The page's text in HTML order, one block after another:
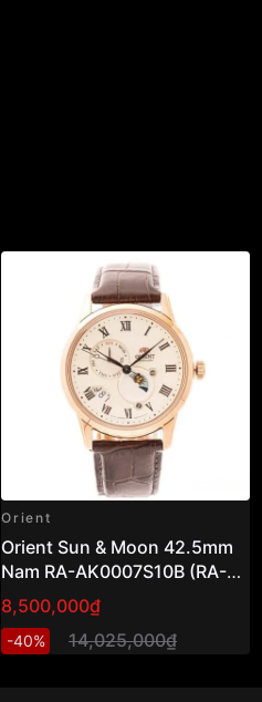
Orient
Orient Sun & Moon 42.5mm
Nam RA-AK0007S10B (RA-
AK0007S30B)
8,500,000₫
-40% 14,025,000₫